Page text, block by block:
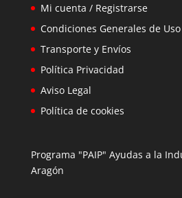
Mi cuenta / Registrarse
Condiciones Generales de Uso
Transporte y Envíos
Política Privacidad
Aviso Legal
Política de cookies
Programa "PAIP" Ayudas a la
Aragón